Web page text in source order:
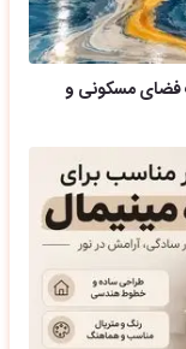
فضای مسکونی و